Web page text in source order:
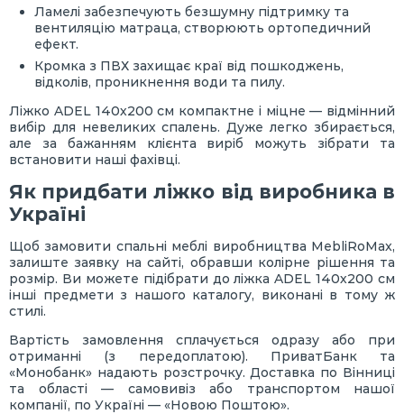
Ламелі забезпечують безшумну підтримку та
вентиляцію матраца, створюють ортопедичний
ефект.
Кромка з ПВХ захищає краї від пошкоджень,
відколів, проникнення води та пилу.
Ліжко ADEL 140х200 см компактне і міцне — відмінний
вибір для невеликих спалень. Дуже легко збирається,
але за бажанням клієнта виріб можуть зібрати та
встановити наші фахівці.
Як придбати ліжко від виробника в
Україні
Щоб замовити спальні меблі виробництва MebliRoMax,
залиште заявку на сайті, обравши колірне рішення та
розмір. Ви можете підібрати до ліжка ADEL 140х200 см
інші предмети з нашого каталогу, виконані в тому ж
стилі.
Вартість замовлення сплачується одразу або при
отриманні (з передоплатою). ПриватБанк та
«Монобанк» надають розстрочку. Доставка по Вінниці
та області — самовивіз або транспортом нашої
компанії, по Україні — «Новою Поштою».